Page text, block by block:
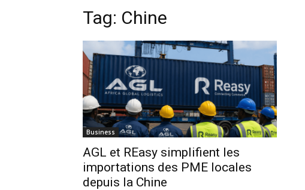
Tag: Chine
Business
AGL et REasy simplifient les
importations des PME locales
depuis la Chine